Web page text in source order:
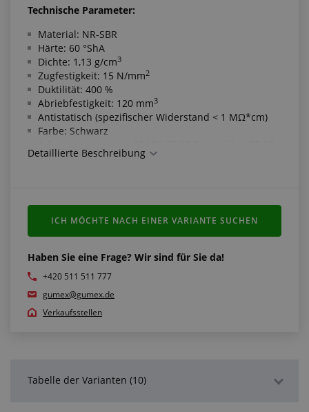
Technische Parameter:
Material: NR-SBR
Härte: 60 °ShA
Dichte: 1,13 g/cm3
Zugfestigkeit: 15 N/mm2
Duktilität: 400 %
Abriebfestigkeit: 120 mm3
Antistatisch (spezifischer Widerstand < 1 MΩ*cm)
Farbe: Schwarz
Abriebfestigkeit: Sehr geeignet
Ozonbeständigkeit: Mäßig beständig
Beständigkeit gegen Witterungseinflüsse: Mäßig
beständig
Ölbeständigkeit: Nicht beständig
Beständigkeit gegen Benzin: Nicht beständig
Detaillierte Beschreibung
Haben Sie eine Frage? Wir sind für Sie da!
+420 511 511 777
gumex@gumex.de
Verkaufsstellen
ICH MÖCHTE NACH EINER VARIANTE SUCHEN
Tabelle der Varianten (10)